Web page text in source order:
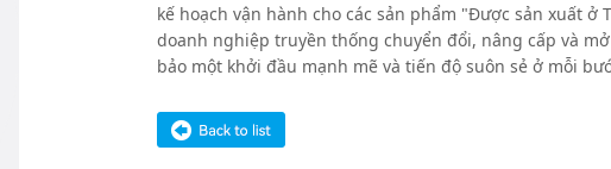
kế hoạch vận hành cho các sản phẩm "Được sản xuất ở
doanh nghiệp truyền thống chuyển đổi, nâng cấp và
bảo một khởi đầu mạnh mẽ và tiến độ suôn sẻ ở mỗi